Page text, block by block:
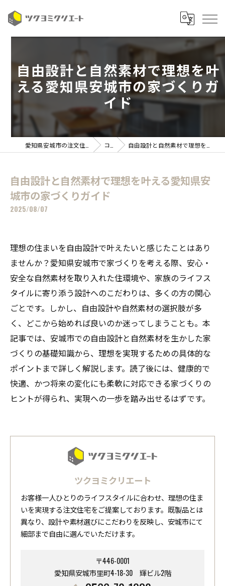
自由設計と自然素材で理想を叶
える愛知県安城市の家づくりガ
イド
コラム 自由設計と自然素材で理想を叶える愛知県安城市の家づくりガイド
自由設計と自然素材で理想を叶える愛知県安
城市の家づくりガイド
2025/08/07
理想の住まいを自由設計で叶えたいと感じたことはあり
ませんか？愛知県安城市で家づくりを考える際、安心・
安全な自然素材を取り入れた住環境や、家族のライフス
タイルに寄り添う設計へのこだわりは、多くの方の関心
ごとです。しかし、自由設計や自然素材の選択肢が多
く、どこから始めれば良いのか迷ってしまうことも。本
記事では、安城市での自由設計と自然素材を生かした家
づくりの基礎知識から、理想を実現するための具体的な
ポイントまで詳しく解説します。読了後には、健康的で
快適、かつ将来の変化にも柔軟に対応できる家づくりの
ヒントが得られ、実現への一歩を踏み出せるはずです。
ツクヨミクリエート
お客様一人ひとりのライフスタイルに合わせ、理想の住ま
いを実現する注文住宅をご提案しております。既製品とは
異なり、設計や素材選びにこだわりを反映し、安城市にて
細部まで自由に選んでいただけます。
〒446-0001
愛知県安城市里町4-18-30 ​​​​​​​輝ビル2階